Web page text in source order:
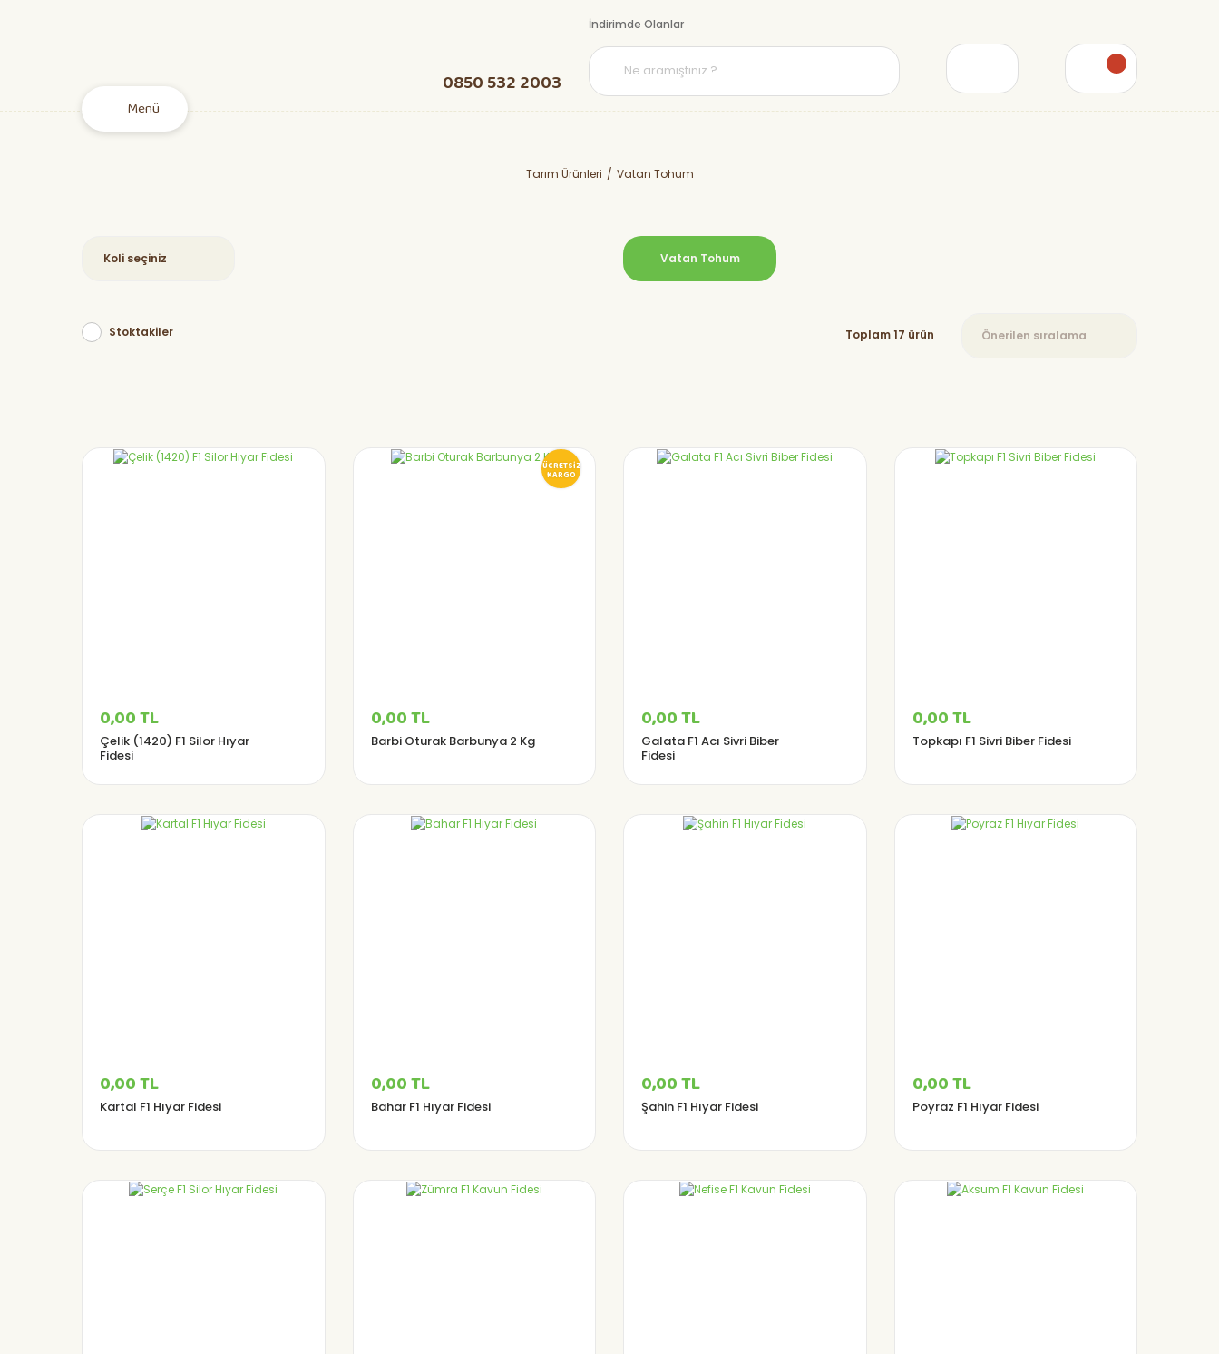
Menü
0850 532 2003
İndirimde Olanlar
Tarım Ürünleri Vatan Tohum
Vatan Tohum
Stoktakiler Toplam 17 ürün
0,00 TL
Çelik (1420) F1 Silor Hıyar
Fidesi
ÜCRETSİZ
KARGO
0,00 TL
Barbi Oturak Barbunya 2 Kg
0,00 TL
Galata F1 Acı Sivri Biber
Fidesi
0,00 TL
Topkapı F1 Sivri Biber Fidesi
0,00 TL
Kartal F1 Hıyar Fidesi
0,00 TL
Bahar F1 Hıyar Fidesi
0,00 TL
Şahin F1 Hıyar Fidesi
0,00 TL
Poyraz F1 Hıyar Fidesi